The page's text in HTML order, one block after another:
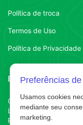
Política de troca
Termos de Uso
Política de Privacidade
Endereço
Chapecó-SC
Líder
R. Abelardo Luz
Preferências
Usamos cookies
mediante seu
marketing.